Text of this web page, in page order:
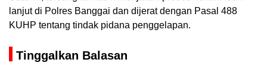
lanjut di Polres Banggai dan dijerat dengan Pasal 488
KUHP tentang tindak pidana penggelapan.
Tinggalkan Balasan